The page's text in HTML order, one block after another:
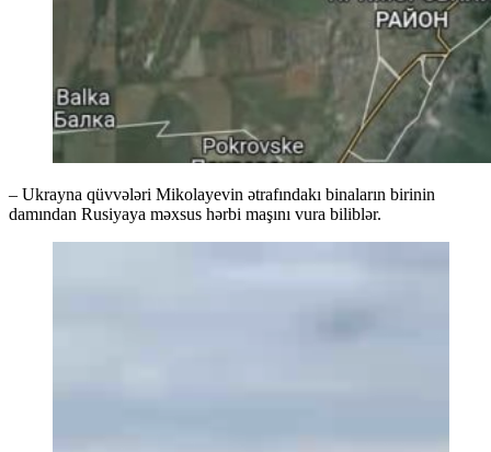
– Ukrayna qüvvələri Mikolayevin ətrafındakı binaların birinin
damından Rusiyaya məxsus hərbi maşını vura biliblər.